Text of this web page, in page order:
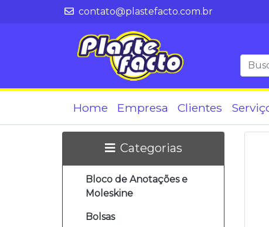
contato@plastefacto.com.br
Home Empresa Clientes
Categorias
Bloco de Anotações e
Moleskine
Bolsas